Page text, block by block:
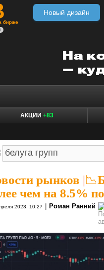
бирже
Новый дизайн
АКЦИИ +83
рынков |
чем на 8.5%
2023, 10:27 Роман Ранний